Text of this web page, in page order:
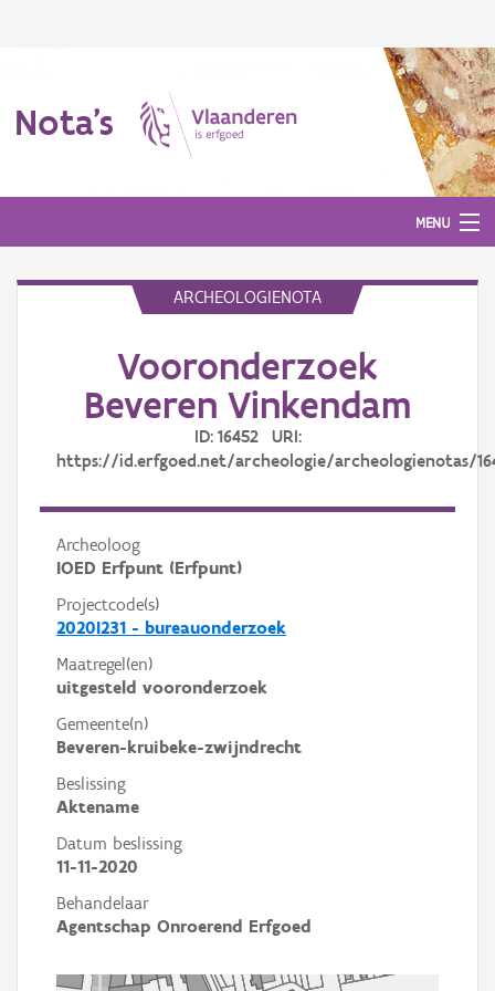
Nota's
MENU
ARCHEOLOGIENOTA
Vooronderzoek
Beveren Vinkendam
ID: 16452 URI:
https://id.erfgoed.net/archeologie/archeologienotas/
Archeoloog
IOED Erfpunt (Erfpunt)
Projectcode(s)
2020I231 - bureauonderzoek
Maatregel(en)
uitgesteld vooronderzoek
Gemeente(n)
Beveren-kruibeke-zwijndrecht
Beslissing
Aktename
Datum beslissing
11-11-2020
Behandelaar
Agentschap Onroerend Erfgoed